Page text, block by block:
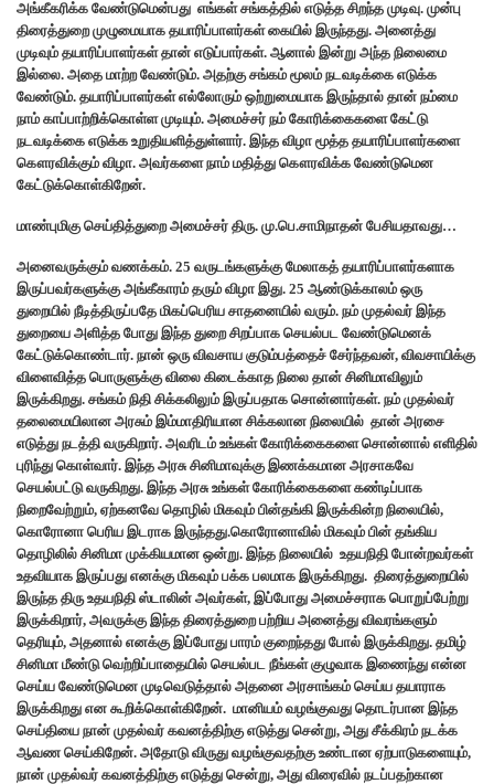
அங்கீகரிக்க வேண்டுமென்பது எங்கள் சங்கத்தில் எடுத்த சிறந்த முடிவு. முன்பு
திரைத்துறை முழுமையாக தயாரிப்பாளர்கள் கையில் இருந்தது. அனைத்து
முடிவும் தயாரிப்பாளர்கள் தான் எடுப்பார்கள். ஆனால் இன்று அந்த நிலைமை
இல்லை. அதை மாற்ற வேண்டும். அதற்கு சங்கம் மூலம் நடவடிக்கை எடுக்க
வேண்டும். தயாரிப்பாளர்கள் எல்லோரும் ஒற்றுமையாக இருந்தால் தான் நம்மை
நாம் காப்பாற்றிக்கொள்ள முடியும். அமைச்சர் நம் கோரிக்கைகளை கேட்டு
நடவடிக்கை எடுக்க உறுதியளித்துள்ளார். இந்த விழா மூத்த தயாரிப்பாளர்களை
கௌரவிக்கும் விழா. அவர்களை நாம் மதித்து கௌரவிக்க வேண்டுமென
கேட்டுக்கொள்கிறேன்.
மாண்புமிகு செய்தித்துறை அமைச்சர் திரு. மு.பெ.சாமிநாதன் பேசியதாவது…
அனைவருக்கும் வணக்கம். 25 வருடங்களுக்கு மேலாகத் தயாரிப்பாளர்களாக
இருப்பவர்களுக்கு அங்கீகாரம் தரும் விழா இது. 25 ஆண்டுக்காலம் ஒரு
துறையில் நீடித்திருப்பதே மிகப்பெரிய சாதனையில் வரும். நம் முதல்வர் இந்த
துறையை அளித்த போது இந்த துறை சிறப்பாக செயல்பட வேண்டுமெனக்
கேட்டுக்கொண்டார். நான் ஒரு விவசாய குடும்பத்தைச் சேர்ந்தவன், விவசாயிக்கு
விளைவித்த பொருளுக்கு விலை கிடைக்காத நிலை தான் சினிமாவிலும்
இருக்கிறது. சங்கம் நிதி சிக்கலிலும் இருப்பதாக சொன்னார்கள். நம் முதல்வர்
தலைமையிலான அரசும் இம்மாதிரியான சிக்கலான நிலையில் தான் அரசை
எடுத்து நடத்தி வருகிறார். அவரிடம் உங்கள் கோரிக்கைகளை சொன்னால் எளிதில்
புரிந்து கொள்வார். இந்த அரசு சினிமாவுக்கு இணக்கமான அரசாகவே
செயல்பட்டு வருகிறது. இந்த அரசு உங்கள் கோரிக்கைகளை கண்டிப்பாக
நிறைவேற்றும், ஏற்கனவே தொழில் மிகவும் பின்தங்கி இருக்கின்ற நிலையில்,
கொரோனா பெரிய இடராக இருந்தது.கொரோனாவில் மிகவும் பின் தங்கிய
தொழிலில் சினிமா முக்கியமான ஒன்று. இந்த நிலையில் உதயநிதி போன்றவர்கள்
உதவியாக இருப்பது எனக்கு மிகவும் பக்க பலமாக இருக்கிறது. திரைத்துறையில்
இருந்த திரு உதயநிதி ஸ்டாலின் அவர்கள், இப்போது அமைச்சராக பொறுப்பேற்று
இருக்கிறார், அவருக்கு இந்த திரைத்துறை பற்றிய அனைத்து விவரங்களும்
தெரியும், அதனால் எனக்கு இப்போது பாரம் குறைந்தது போல் இருக்கிறது. தமிழ்
சினிமா மீண்டு வெற்றிப்பாதையில் செயல்பட நீங்கள் குழுவாக இணைந்து என்ன
செய்ய வேண்டுமென முடிவெடுத்தால் அதனை அரசாங்கம் செய்ய தயாராக
இருக்கிறது என கூறிக்கொள்கிறேன். மானியம் வழங்குவது தொடர்பான இந்த
செய்தியை நான் முதல்வர் கவனத்திற்கு எடுத்து சென்று, அது சீக்கிரம் நடக்க
ஆவண செய்கிறேன். அதோடு விருது வழங்குவதற்கு உண்டான ஏற்பாடுகளையும்,
நான் முதல்வர் கவனத்திற்கு எடுத்து சென்று, அது விரைவில் நடப்பதற்கான